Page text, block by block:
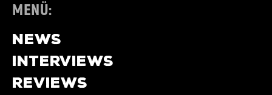
MENÜ:
NEWS
INTERVIEWS
REVIEWS